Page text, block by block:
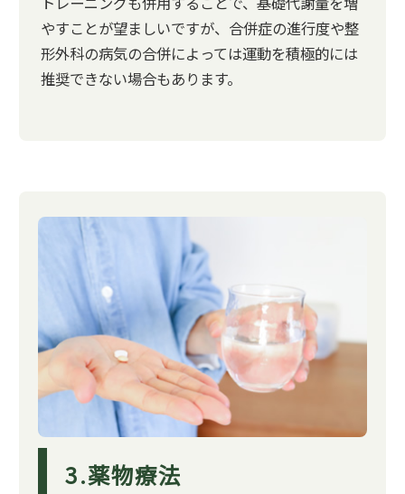
やすことが望ましいですが、合併症の進行度や整
形外科の病気の合併によっては運動を積極的には
推奨できない場合もあります。
3.薬物療法